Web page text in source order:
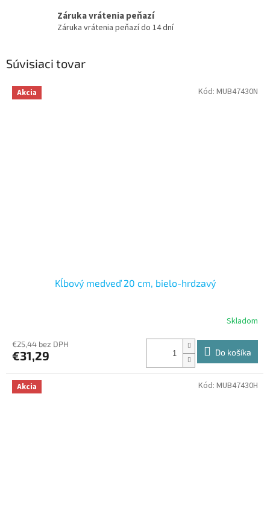
Záruka vrátenia peňazí
Záruka vrátenia peňazí do 14 dní
Súvisiaci tovar
Akcia
Kĺbový medveď 20 cm, bielo-hrdzavý
Skladom
€25,44 bez DPH
€31,29 Do košíka
Kód: MUB47430N
Akcia Kód: MUB47430H